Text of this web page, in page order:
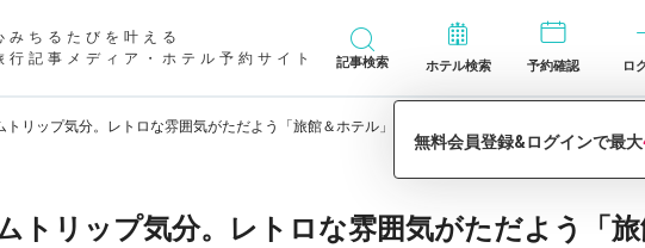
みちるたびを叶える
行記事メディア・ホテル予約サイト
記事検索 ホテル検索 予約確認 ロ
トリップ気分。レトロな雰囲気がただよう「旅館＆ホテル」8選
トリップ気分。レトロな雰囲気がただよう「